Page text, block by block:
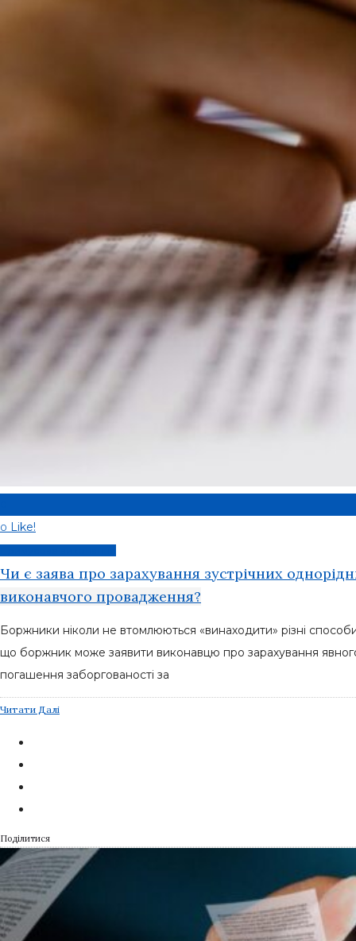
0 Like!
Чи є заява про зарахування зустрічних
виконавчого провадження?
Боржники ніколи не втомлюються «винаходити» різні
що боржник може заявити виконавцю про зарахування
погашення заборгованості за
Читати Далі
Поділитися